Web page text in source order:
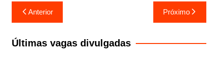
Navegação
de
Post
Anterior Próximo
Últimas vagas divulgadas